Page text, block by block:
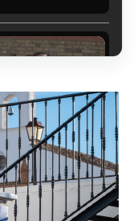
COLOMBINAS